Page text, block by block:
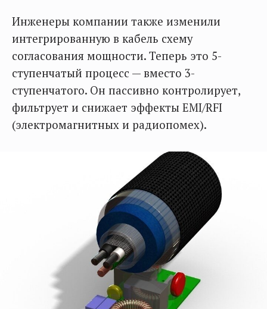
Инженеры компании также изменили
интегрированную в кабель схему
согласования мощности. Теперь это 5-
ступенчатый процесс — вместо 3-
ступенчатого. Он пассивно контролирует,
фильтрует и снижает эффекты EMI/RFI
(электромагнитных и радиопомех).